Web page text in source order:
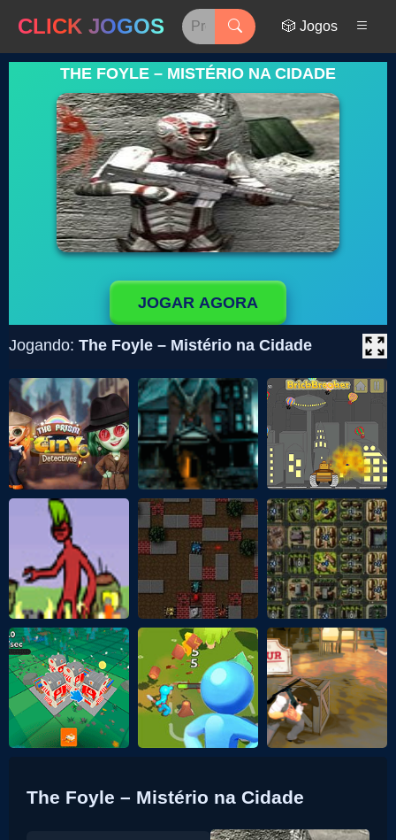
CLICK JOGOS 🎲 Jogos
THE FOYLE – MISTÉRIO NA CIDADE
JOGAR AGORA
Jogando: The Foyle – Mistério na Cidade
The Foyle – Mistério na Cidade